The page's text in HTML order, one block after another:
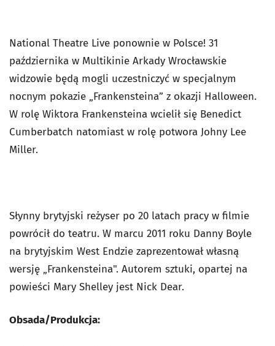
National Theatre Live ponownie w Polsce! 31
października w Multikinie Arkady Wrocławskie
widzowie będą mogli uczestniczyć w specjalnym
nocnym pokazie „Frankensteina” z okazji Halloween.
W rolę Wiktora Frankensteina wcielił się Benedict
Cumberbatch natomiast w rolę potwora Johny Lee
Miller.
Słynny brytyjski reżyser po 20 latach pracy w filmie
powrócił do teatru. W marcu 2011 roku Danny Boyle
na brytyjskim West Endzie zaprezentował własną
wersję „Frankensteina". Autorem sztuki, opartej na
powieści Mary Shelley jest Nick Dear.
Obsada/Produkcja: